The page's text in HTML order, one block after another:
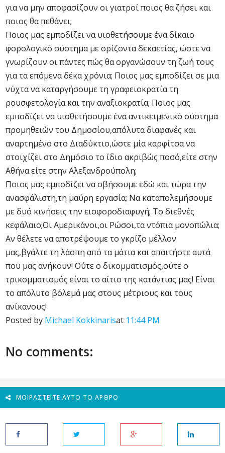
για να μην αποφασίζουν οι γιατροί ποιος θα ζήσει και
ποιος θα πεθάνει;
Ποιος μας εμποδίζει να υιοθετήσουμε ένα δίκαιο
φορολογικό σύστημα με ορίζοντα δεκαετίας, ώστε να
γνωρίζουν οι πάντες πώς θα οργανώσουν τη ζωή τους
για τα επόμενα δέκα χρόνια; Ποιος μας εμποδίζει σε μια
νύχτα να καταργήσουμε τη γραφειοκρατία τη
ρουσφετολογία και την αναξιοκρατία; Ποιος μας
εμποδίζει να υιοθετήσουμε ένα αντικειμενικό σύστημα
προμηθειών του Δημοσίου,απόλυτα διαφανές και
αναρτημένο στο Διαδύκτιο,ώστε μία καρφίτσα να
στοιχίζει στο Δημόσιο το ίδιο ακριβώς ποσό,είτε στην
Αθήνα είτε στην Αλεξανδρούπολη;
Ποιος μας εμποδίζει να σβήσουμε εδώ και τώρα την
ανασφάλιστη,τη μαύρη εργασία; Να καταπολεμήσουμε
με δυό κινήσεις την εισφοροδιαφυγή; Το διεθνές
κεφάλαιο;Οι Αμερικάνοι,οι Ρώσοι,τα ντόπια μονοπώλια;
Αν θέλετε να αποτρέψουμε το γκρίζο μέλλον
μας,βγάλτε τη λάσπη από τα μάτια και απαιτήστε αυτά
που μας ανήκουν! Ούτε ο δικομματισμός,ούτε ο
τρικομματισμός είναι το αίτιο της κατάντιας μας! Είναι
το απόλυτο βόλεμά μας στους μέτριους και τους
ανίκανους!
Posted by Michael Kokkinarisat 11:44 PM
No comments:
ΜΟΙΡΑΣΤΕΊΤΕ ΑΥΤΌ ΤΟ ΆΡΘΡΟ